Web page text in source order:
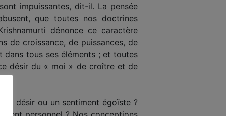
impuissantes, dit-il. La pensée
que toutes nos doctrines
dénonce ce caractère
de croissance, de puissances, de
dans tous ses éléments ; et toutes
désir du « moi » de croître et de
désir ou un sentiment égoïste ?